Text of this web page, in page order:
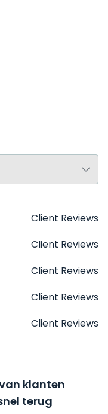
Client Reviews
Client Reviews
Client Reviews
Client Reviews
Client Reviews
klanten
terug